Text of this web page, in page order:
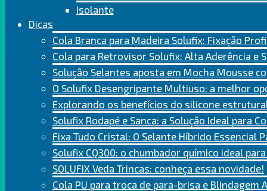
Isolante
Dicas
Cola Branca para Madeira Solufix: Fixação
Cola para Retrovisor Solufix: Alta Aderência e
Solução Selantes aposta em Mocha Mousse
O Solufix Desengripante Multiuso: a melhor
Explorando os benefícios do silicone
Solufix Rodapé e Sanca: a Solução Ideal para
Fixa Tudo Cristal: O Selante Híbrido Essencial
Solufix CQ300: o chumbador químico ideal
SOLUFIX Veda Trincas: conheça essa novidade!
Cola PU para troca de para-brisa e Blindagem